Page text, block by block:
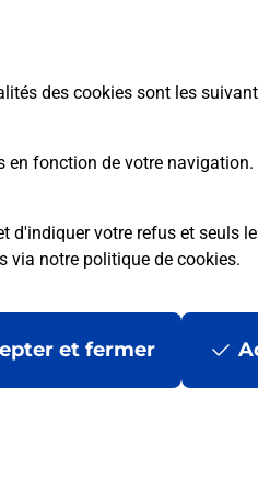
des cookies sont les
en fonction de votre navigation.
d'indiquer votre refus et seuls
via notre politique de cookies.
et fermer
sans se déplacer ?